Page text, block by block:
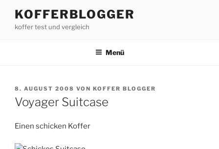
Inhalt
springen
KOFFERBLOGGER
koffer test und vergleich
Menü
VERÖFFENTLICHT
AM
8. AUGUST 2008 VON KOFFER BLOGGER
Voyager Suitcase
Einen schicken Koffer